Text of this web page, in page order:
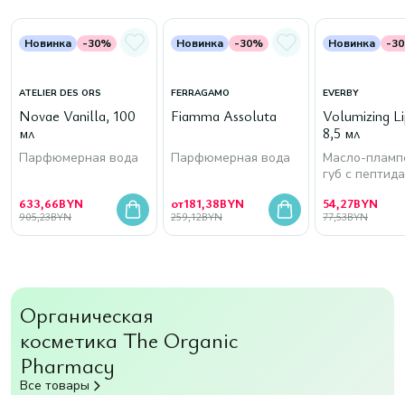
Новинка -30%
ATELIER DES ORS
Novae Vanilla, 100
мл
Парфюмерная вода
633,66BYN
905,23BYN
Новинка -30%
FERRAGAMO
Fiamma Assoluta
Парфюмерная вода
от181,38BYN
259,12BYN
Новинка -
EVERBY
Volumizing
8,5 мл
Масло-
губ с
54,27BYN
77,53BYN
Органическая
косметика The Organic
Pharmacy
Все товары